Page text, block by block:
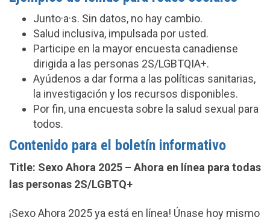
Junto·a·s. Sin datos, no hay cambio.
Salud inclusiva, impulsada por usted.
Participe en la mayor encuesta canadiense
dirigida a las personas 2S/LGBTQIA+.
Ayúdenos a dar forma a las políticas sanitarias,
la investigación y los recursos disponibles.
Por fin, una encuesta sobre la salud sexual para
todos.
Contenido para el boletín informativo
Title: Sexo Ahora 2025 – Ahora en línea para todas
las personas 2S/LGBTQ+
¡Sexo Ahora 2025 ya está en línea! Únase hoy mismo